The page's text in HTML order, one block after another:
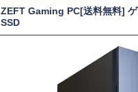
ZEFT Gaming PC[送料無料]
SSD